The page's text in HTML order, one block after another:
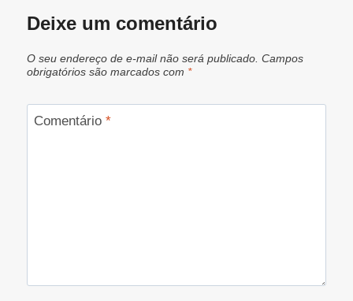
Deixe um comentário
O seu endereço de e-mail não será publicado. Campos
obrigatórios são marcados com *
Comentário *